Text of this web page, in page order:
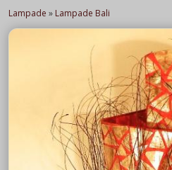
Lampade » Lampade Bali